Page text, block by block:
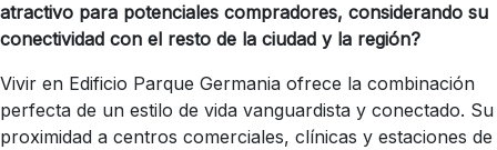
atractivo para potenciales compradores, considerando su
conectividad con el resto de la ciudad y la región?
Vivir en Edificio Parque Germania ofrece la combinación
perfecta de un estilo de vida vanguardista y conectado. Su
proximidad a centros comerciales, clínicas y estaciones de